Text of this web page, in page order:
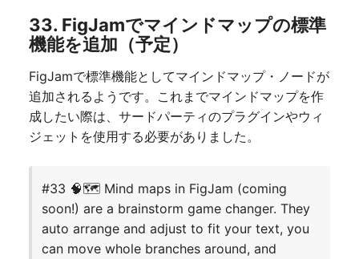
33. FigJamでマインドマップの標準
機能を追加（予定）
FigJamで標準機能としてマインドマップ・ ノードが
追加されるようです。これまでマインドマップを作
成したい際は、サードパーティのプラグインやウィ
ジェットを使用する必要がありました。
#33 🧠🗺️ Mind maps in FigJam (coming
soon!) are a brainstorm game changer. They
auto arrange and adjust to fit your text, you
can move whole branches around, and